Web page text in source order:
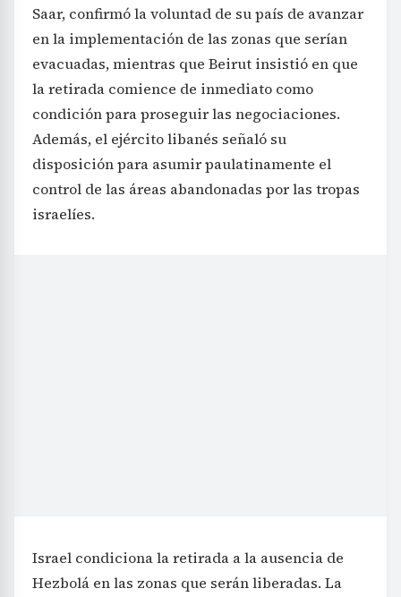
Saar, confirmó la voluntad de su país de avanzar
en la implementación de las zonas que serían
evacuadas, mientras que Beirut insistió en que
la retirada comience de inmediato como
condición para proseguir las negociaciones.
Además, el ejército libanés señaló su
disposición para asumir paulatinamente el
control de las áreas abandonadas por las tropas
israelíes.
Israel condiciona la retirada a la ausencia de
Hezbolá en las zonas que serán liberadas. La